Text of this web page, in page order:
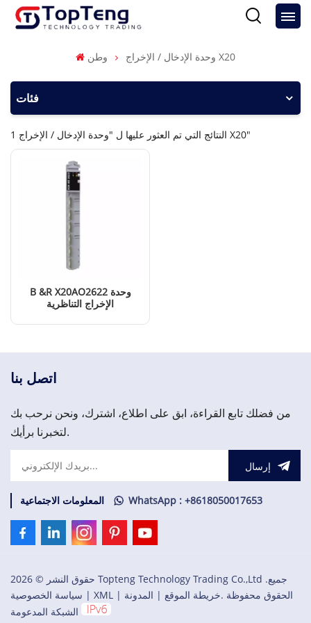
وطن وحدة الإدخال / الإخراج X20
فئات
1 النتائج التي تم العثور عليها ل "وحدة الإدخال / الإخراج X20"
B &R X20AO2622 وحدة
الإخراج التناظرية
إقرأ المزيد
اتصل بنا
من فضلك تابع القراءة، ابق على اطلاع، اشترك، ونحن نرحب بك
لتخبرنا برأيك.
إرسال
المعلومات الاجتماعية WhatsApp : +8618050017653
حقوق النشر © 2026 Topteng Technology Trading Co.,Ltd .جميع
الحقوق محفوظة .خريطة الموقع | المدونة |
XML
| سياسة الخصوصية
الشبكة المدعومة